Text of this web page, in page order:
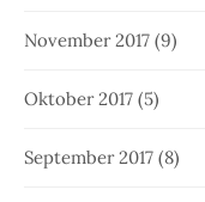
November 2017 (9)
Oktober 2017 (5)
September 2017 (8)